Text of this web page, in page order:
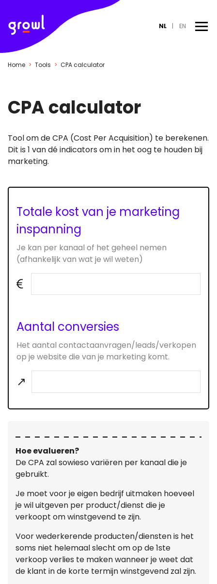
NL EN
Over Ons
Tools
Strategie
Adverteren
Home > Tools > CPA calculator
CPA calculator
Tool om de CPA (Cost Per Acquisition) te berekenen.
Dit is 1 van dé indicators om in het oog te houden bij
marketing.
Totale kost van je marketing
inspanning
Je kan per kanaal of het geheel nemen
(afhankelijk van wat je wil weten)
Aantal conversies
Het aantal contactaanvragen/leads/verkopen
op je website die van je marketing komt.
↗
Hoe evalueren?
De CPA zal sowieso variëren per kanaal die je
gebruikt.
Je moet voor je eigen bedrijf uitmaken hoeveel
je wil uitgeven per product/dienst die je
verkoopt om winstgevend te zijn.
Voor wederkerende producten/diensten is het
soms niet helemaal slecht om op de 1ste
verkoop verlies te maken wanneer je weet dat
de klant in de korte termijn winstgevend zal zijn.